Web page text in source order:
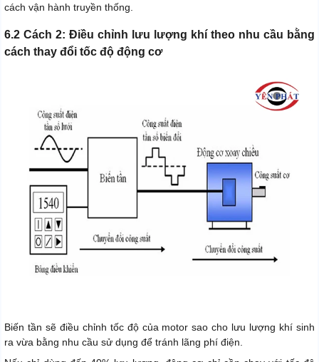
cách vận hành truyền thống.
6.2 Cách 2: Điều chỉnh lưu lượng khí theo nhu cầu bằng
cách thay đổi tốc độ động cơ
Biến tần sẽ điều chỉnh tốc độ của motor sao cho lưu lượng khí sinh
ra vừa bằng nhu cầu sử dụng để tránh lãng phí điện.